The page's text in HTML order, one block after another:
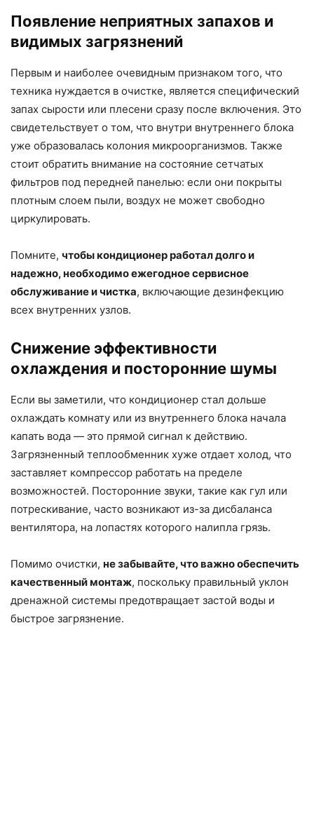
Появление неприятных запахов и
видимых загрязнений
Первым и наиболее очевидным признаком того, что
техника нуждается в очистке, является специфический
запах сырости или плесени сразу после включения. Это
свидетельствует о том, что внутри внутреннего блока
уже образовалась колония микроорганизмов. Также
стоит обратить внимание на состояние сетчатых
фильтров под передней панелью: если они покрыты
плотным слоем пыли, воздух не может свободно
циркулировать.
Помните, чтобы кондиционер работал долго и
надежно, необходимо ежегодное сервисное
обслуживание и чистка, включающие дезинфекцию
всех внутренних узлов.
Снижение эффективности
охлаждения и посторонние шумы
Если вы заметили, что кондиционер стал дольше
охлаждать комнату или из внутреннего блока начала
капать вода — это прямой сигнал к действию.
Загрязненный теплообменник хуже отдает холод, что
заставляет компрессор работать на пределе
возможностей. Посторонние звуки, такие как гул или
потрескивание, часто возникают из-за дисбаланса
вентилятора, на лопастях которого налипла грязь.
Помимо очистки, не забывайте, что важно обеспечить
качественный монтаж, поскольку правильный уклон
дренажной системы предотвращает застой воды и
быстрое загрязнение.